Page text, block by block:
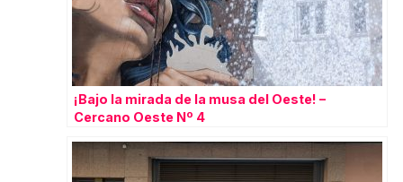
¡Bajo la mirada de la musa del Oeste! –
Cercano Oeste Nº 4